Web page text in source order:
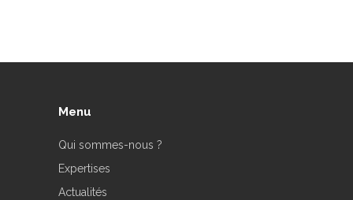
Menu
Qui sommes-nous ?
Expertises
Actualités